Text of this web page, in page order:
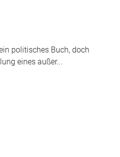
politisches Buch, doch
eines außer...